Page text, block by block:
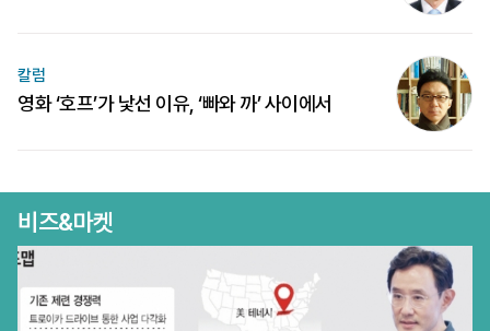
칼럼
영화 ‘호프’가 낯선 이유, ‘빠와 까’ 사이에서
비즈&마켓